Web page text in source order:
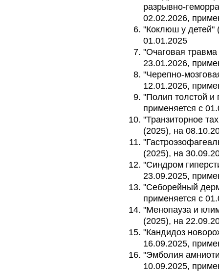
разрывно-
02.02.2026,
"Коклюш у детей"
01.01.2025
"Очаговая травма
23.01.2026,
"Черепно-
12.01.2026,
"Полип толстой и
применяется с
"Транзиторное
(2025), на
(2025), на
"Синдром
23.09.2025,
"Себорейный
применяется с
"Менопауза и
(2025), на
"Кандидоз
16.09.2025,
"Эмболия
10.09.2025,